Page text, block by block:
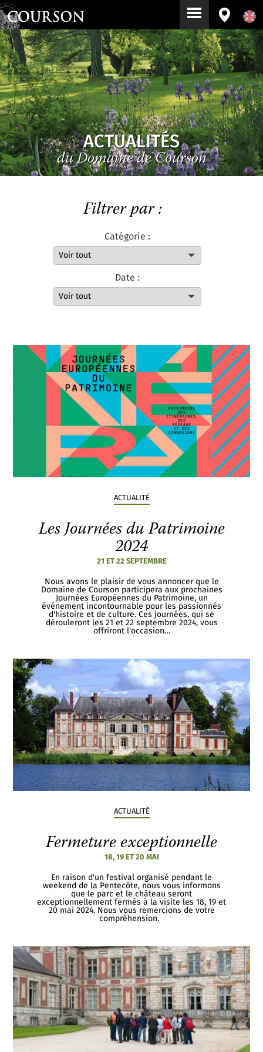
ACTUALITÉS
du Domaine de Courson
Filtrer par :
Catégorie :
Date :
ACTUALITÉ
Les Journées du Patrimoine
2024
21 ET 22 SEPTEMBRE
Nous avons le plaisir de vous annoncer que le
Domaine de Courson participera aux prochaines
Journées Européennes du Patrimoine, un
événement incontournable pour les passionnés
d'histoire et de culture. Ces journées, qui se
dérouleront les 21 et 22 septembre 2024, vous
offriront l'occasion…
ACTUALITÉ
Fermeture exceptionnelle
18, 19 ET 20 MAI
En raison d'un festival organisé pendant le
weekend de la Pentecôte, nous vous informons
que le parc et le château seront
exceptionnellement fermés à la visite les 18, 19 et
20 mai 2024. Nous vous remercions de votre
compréhension.